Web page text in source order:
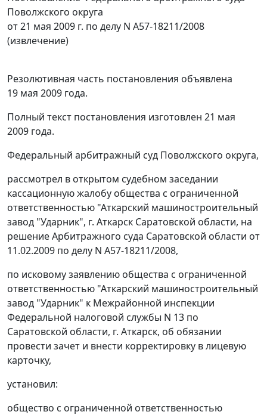
Поволжского округа
от 21 мая 2009 г. по делу N А57-18211/2008
(извлечение)
Резолютивная часть постановления объявлена
19 мая 2009 года.
Полный текст постановления изготовлен 21 мая
2009 года.
Федеральный арбитражный суд Поволжского округа,
рассмотрел в открытом судебном заседании
кассационную жалобу общества с ограниченной
ответственностью "Аткарский машиностроительный
завод "Ударник", г. Аткарск Саратовской области, на
решение Арбитражного суда Саратовской области от
11.02.2009 по делу N А57-18211/2008,
по исковому заявлению общества с ограниченной
ответственностью "Аткарский машиностроительный
завод "Ударник" к Межрайонной инспекции
Федеральной налоговой службы N 13 по
Саратовской области, г. Аткарск, об обязании
провести зачет и внести корректировку в лицевую
карточку,
установил:
общество с ограниченной ответственностью